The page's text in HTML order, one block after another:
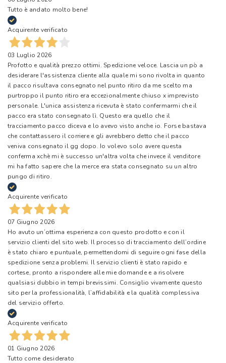
Tutto è andato molto bene!
Acquirente verificato
03 Luglio 2026
Profotto e qualità prezzo ottimi. Spedizione veloce. Lascia un pò a
desiderare l'assistenza cliente alla quale mi sono rivolta in quanto
il pacco risultava consegnato nel punto ritiro da me scelto ma
purtroppo il punto ritiro era eccezionalmente chiuso x imprevisto
personale. L'unica assistenza ricevuta è stato confermarmi che il
pacco era stato consegnato lì. Questo era quello che il
tracciamento pacco diceva e lo avevo visto anche io. Forse bastava
che contattassero il corriere e gli avrebbero detto che il pacco
veniva consegnato il gg dopo. Io volevo solo avere questa
conferma xchè mi è successo un'altra volta che invece il venditore
mi ha fatto sapere che la merce era stata consegnato su un altro
pungo di ritiro.
Acquirente verificato
07 Giugno 2026
Ho avuto un’ottima esperienza con questo prodotto e con il
servizio clienti del sito web. Il processo di tracciamento dell’ordine
è stato chiaro e puntuale, permettendomi di seguire ogni fase della
spedizione senza problemi. Il servizio clienti è stato rapido e
cortese, pronto a rispondere alle mie domande e a risolvere
qualsiasi dubbio in tempi brevissimi. Consiglio vivamente questo
sito per la professionalità, l’affidabilità e la qualità complessiva
del servizio offerto.
Acquirente verificato
01 Giugno 2026
Tutto come desiderato